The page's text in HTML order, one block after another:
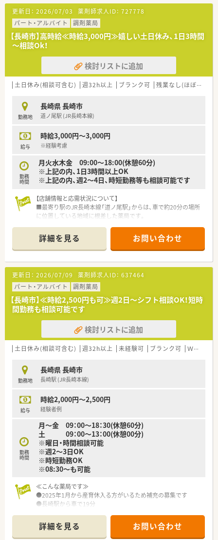
【募集背景と求める人物像について】
■今回は、常勤薬剤師1名の退職に伴う欠員補充が目的であり、
即戦力として活躍できる方を募集します。
■調剤薬局での実務経験が1年以上あり、患者様やスタッフと円
滑なコミュニケーションが取れる方を求めています。
■地域医療に貢献したいという想いを持ち、患者様一人ひとりに
寄り添った丁寧な対応ができる方を歓迎します。
【法人特徴について】
■調剤薬局の運営に加え、OTCや日用品も取り扱い、地域住民の
■スタッフの定着率が非常に高く、腰を据えて長く働くことがで
きる安定した職場環境が大きな特徴です。
■代表自らが現場の状況を把握し、スタッフが働きやすいよう積
【求人情報について】
ら648万円を想定している高待遇の求人です。
■調剤や監査、服薬指導といった保険調剤業務を主軸に、OTCの
販売や相談対応などもお任せします。
入費用は法人が全額負担する制度があります。
更新日： 2026/07/03 薬剤師求人ID： 727778
パート・アルバイト
調剤薬局
【長崎市】高時給≪時給3,000円≫嬉しい土日休み、1日3時間
～相談Ok！
検討リストに追加
土日休み(相談可含む) 週32h以上 ブランク可 残業なし(ほぼなし含む)
勤務地
長崎県 長崎市
道ノ尾駅 (JR長崎本線)
給与
時給3,000円～3,000円
※経験考慮
勤務
時間
月火水木金 09:00～18:00(休憩60分)
※上記の内、1日3時間以上OK
※上記の内、週2～4日、時短勤務等も相談可能です
【店舗情報と応需状況について】
■最寄り駅のJR長崎本線「道ノ尾駅」からは、車で約20分の場所
に位置している地域に根差した薬局です。
方箋が全体の約70%を占めています。
■1日の処方箋枚数は平均50枚から60枚程度で、薬剤師2名と事
務員2名で対応する人員体制です。
【募集背景と求める人物像について】
■今回は、常勤薬剤師1名の退職に伴う欠員補充が目的であり、
即戦力として活躍できる方を募集します。
■調剤薬局での実務経験が1年以上あり、患者様やスタッフと円
滑なコミュニケーションが取れる方を求めています。
■地域医療に貢献したいという想いを持ち、患者様一人ひとりに
寄り添った丁寧な対応ができる方を歓迎します。
【法人特徴について】
■調剤薬局の運営に加え、OTCや日用品も取り扱い、地域住民の
■スタッフの定着率が非常に高く、腰を据えて長く働くことがで
きる安定した職場環境が大きな特徴です。
■代表自らが現場の状況を把握し、スタッフが働きやすいよう積
【求人情報について】
■調剤や監査、服薬指導といった保険調剤業務を主軸に、OTCの
販売や相談対応などもお任せします。
■専門職としてのスキルアップを支援するため、薬剤師会への加
入費用は法人が全額負担する制度があります。
詳細を見る お問い合わせ
更新日： 2026/07/09 薬剤師求人ID： 637464
パート・アルバイト
調剤薬局
【長崎市】≪時給2,500円も可≫週2日～シフト相談OK！短時
間勤務も相談可能です
検討リストに追加
土日休み(相談可含む) 週32h以上 未経験可 ブランク可 Ｗワーク可
勤務地
長崎県 長崎市
長崎駅 (JR長崎本線)
給与
時給2,000円～2,500円
経験者例
勤務
時間
月～金 09：00～18：30(休憩60分)
土 09：00～13：00(休憩00分)
※曜日・時間相談可能
※週2～3日OK
※時短勤務OK
※08:30～も可能
≪こんな薬局です≫
●2025年1月から産育休入る方がいるため補充の募集です
●長崎駅から車で19分
す。
●一包化はほとんどありません
詳細を見る お問い合わせ